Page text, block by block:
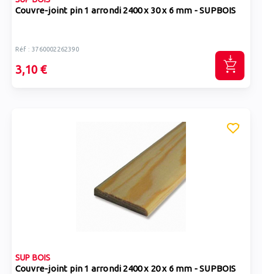
Couvre-joint pin 1 arrondi 2400 x 30 x 6 mm - SUPBOIS
Réf : 3760002262390
3,10 €
SUP BOIS
Couvre-joint pin 1 arrondi 2400 x 20 x 6 mm - SUPBOIS